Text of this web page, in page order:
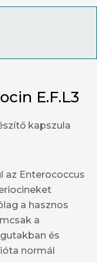
E.F.L3
kapszula
az Enterococcus
a hasznos
a
és
normál